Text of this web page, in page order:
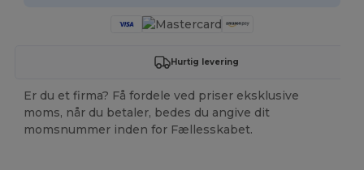
Hurtig levering
Er du et firma? Få fordele ved priser eksklusive
moms, når du betaler, bedes du angive dit
momsnummer inden for Fællesskabet.